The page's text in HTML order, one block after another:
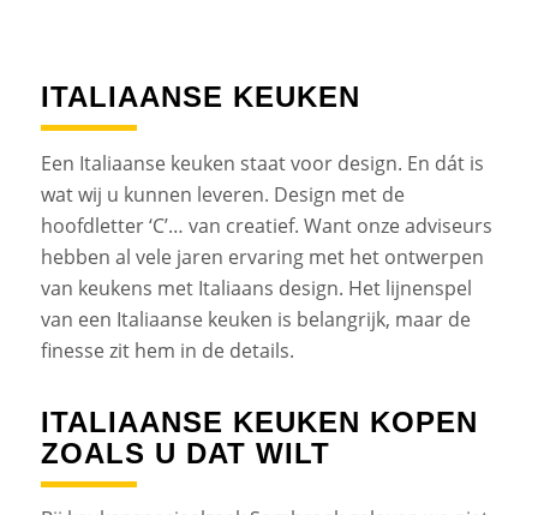
ITALIAANSE KEUKEN
Een Italiaanse keuken staat voor design. En dát is
wat wij u kunnen leveren. Design met de
hoofdletter ‘C’… van creatief. Want onze adviseurs
hebben al vele jaren ervaring met het ontwerpen
van keukens met Italiaans design. Het lijnenspel
van een Italiaanse keuken is belangrijk, maar de
finesse zit hem in de details.
ITALIAANSE KEUKEN KOPEN
ZOALS U DAT WILT